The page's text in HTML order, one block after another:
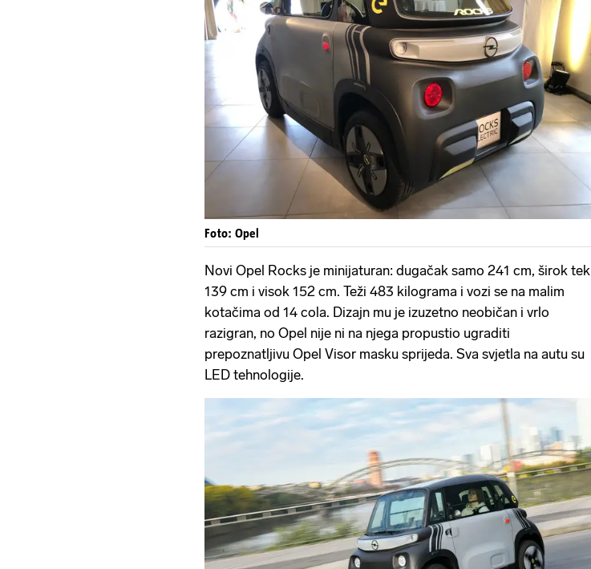
Foto: Opel
Novi Opel Rocks je minijaturan: dugačak samo 241 cm, širok tek
139 cm i visok 152 cm. Teži 483 kilograma i vozi se na malim
kotačima od 14 cola. Dizajn mu je izuzetno neobičan i vrlo
razigran, no Opel nije ni na njega propustio ugraditi
prepoznatljivu Opel Visor masku sprijeda. Sva svjetla na autu su
LED tehnologije.